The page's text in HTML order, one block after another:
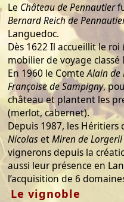
LeChâteau de Pennautier
Bernard Reich de
Languedoc.
Dès 1622 Il accueillit le roi
mobilier de voyage
En 1960 le ComteAlain de
Françoise de Sampigny,
château et plantent les
(merlot, cabernet).
Depuis 1987, les Héritiers
NicolasetMiren de Lorgeril
vignerons depuis la
aussi leur présence en
l’acquisition de 6
Le vignoble